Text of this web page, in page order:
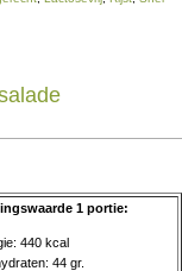
1 portie:
440 kcal
44 gr.